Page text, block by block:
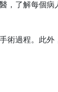
，了解每個
術過程。此